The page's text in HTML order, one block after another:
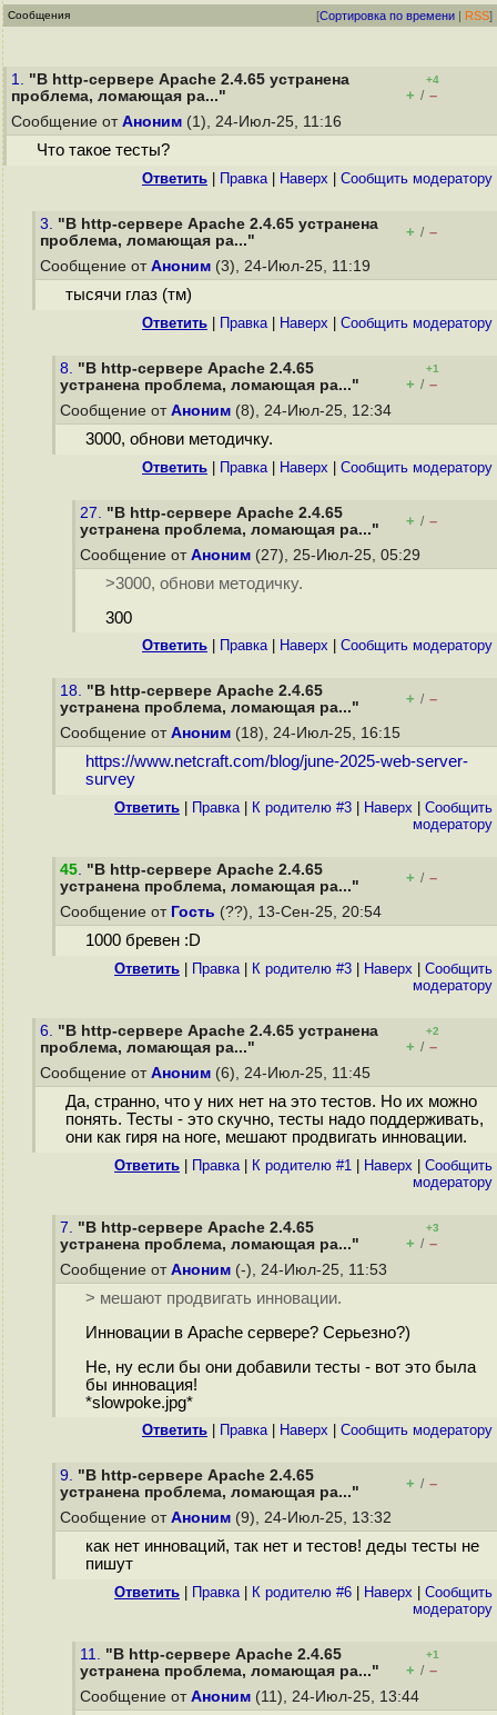
Сообщения [Сортировка по времени | RSS]
1. "В http-сервере Apache 2.4.65 устранена
проблема, ломающая ра..."
+4
+ / –
Сообщение от Аноним (1), 24-Июл-25, 11:16
Что такое тесты?
Ответить Правка| Наверх Cообщить модератору
3. "В http-сервере Apache 2.4.65 устранена
проблема, ломающая ра..."
+ / –
Сообщение от Аноним (3), 24-Июл-25, 11:19
тысячи глаз (тм)
Ответить Правка| Наверх Cообщить модератору
8. "В http-сервере Apache 2.4.65
устранена проблема, ломающая ра..."
+1
+ / –
Сообщение от Аноним (8), 24-Июл-25, 12:34
3000, обнови методичку.
Ответить Правка| Наверх Cообщить модератору
27. "В http-сервере Apache 2.4.65
устранена проблема, ломающая ра..."
+ / –
Сообщение от Аноним (27), 25-Июл-25, 05:29
>3000, обнови методичку.
300
Ответить Правка| Наверх Cообщить модератору
18. "В http-сервере Apache 2.4.65
устранена проблема, ломающая ра..."
+ / –
Сообщение от Аноним (18), 24-Июл-25, 16:15
https://www.netcraft.com/blog/june-2025-web-server-
survey
Ответить Правка| К родителю #3 Наверх
Cообщить
модератору
45. "В http-сервере Apache 2.4.65
устранена проблема, ломающая ра..."
+ / –
Сообщение от Гость (??), 13-Сен-25, 20:54
1000 бревен :D
Ответить Правка| К родителю #3 Наверх
Cообщить
модератору
6. "В http-сервере Apache 2.4.65 устранена
проблема, ломающая ра..."
+2
+ / –
Сообщение от Аноним (6), 24-Июл-25, 11:45
Да, странно, что у них нет на это тестов. Но их можно
понять. Тесты - это скучно, тесты надо поддерживать,
они как гиря на ноге, мешают продвигать инновации.
Ответить Правка| К родителю #1 Наверх
Cообщить
модератору
7. "В http-сервере Apache 2.4.65
устранена проблема, ломающая ра..."
+3
+ / –
Сообщение от Аноним (-), 24-Июл-25, 11:53
> мешают продвигать инновации.
Инновации в Apache сервере? Серьезно?)
Не, ну если бы они добавили тесты - вот это была
бы инновация!
*slowpoke.jpg*
Ответить Правка| Наверх Cообщить модератору
9. "В http-сервере Apache 2.4.65
устранена проблема, ломающая ра..."
+ / –
Сообщение от Аноним (9), 24-Июл-25, 13:32
как нет инноваций, так нет и тестов! деды тесты не
пишут
Ответить Правка| К родителю #6 Наверх
Cообщить
модератору
11. "В http-сервере Apache 2.4.65
устранена проблема, ломающая ра..."
+1
+ / –
Сообщение от Аноним (11), 24-Июл-25, 13:44